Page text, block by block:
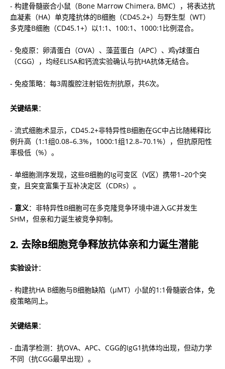
- 构建骨髓嵌合小鼠（Bone Marrow Chimera, BMC），将表达抗
血凝素（HA）单克隆抗体的B细胞（CD45.2+）与野生型（WT）
多克隆B细胞（CD45.1+）以1:1、100:1、1000:1比例混合。
- 免疫原：卵清蛋白（OVA）、藻蓝蛋白（APC）、鸡γ球蛋白
（CGG），均经ELISA和钙流实验确认与抗HA抗体无结合。
- 免疫策略：每3周腹腔注射铝佐剂抗原，共6次。
关键结果：
- 流式细胞术显示，CD45.2+非特异性B细胞在GC中占比随稀释比
例升高（1:1组0.08–6.3%，1000:1组12.8–70.1%），但抗原阳性
率极低（%）。
- 单细胞测序发现，这些B细胞的Ig可变区（V区）携带1–20个突
变，且突变富集于互补决定区（CDRs）。
- 意义：非特异性B细胞可在多克隆竞争环境中进入GC并发生
SHM，但亲和力诞生被竞争抑制。
2. 去除B细胞竞争释放抗体亲和力诞生潜能
实验设计：
- 构建抗HA B细胞与B细胞缺陷（μMT）小鼠的1:1骨髓嵌合体，免
疫策略同上。
关键结果：
- 血清学检测：抗OVA、APC、CGG的IgG1抗体均出现，但动力学
不同（抗CGG最早出现）。